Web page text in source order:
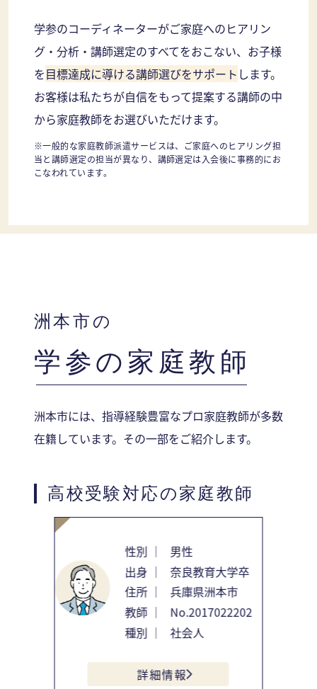
学参のコーディネーターがご家庭へのヒアリン
グ・分析・講師選定のすべてをおこない、お子様
を目標達成に導ける講師選びをサポート します。
お客様は私たちが自信をもって提案する講師の中
から家庭教師をお選びいただけます。
※一般的な家庭教師派遣サービスは、ご家庭へのヒアリング担
当と講師選定の担当が異なり、講師選定は入会後に事務的にお
こなわれています。
洲本市の
学参の家庭教師
洲本市には、指導経験豊富なプロ家庭教師が多数
在籍しています。その一部をご紹介します。
高校受験対応の家庭教師
性別 ｜
男性
出身 ｜
奈良教育大学卒
住所 ｜
兵庫県洲本市
教師 ｜
No.2017022202
種別 ｜
社会人
詳細情報